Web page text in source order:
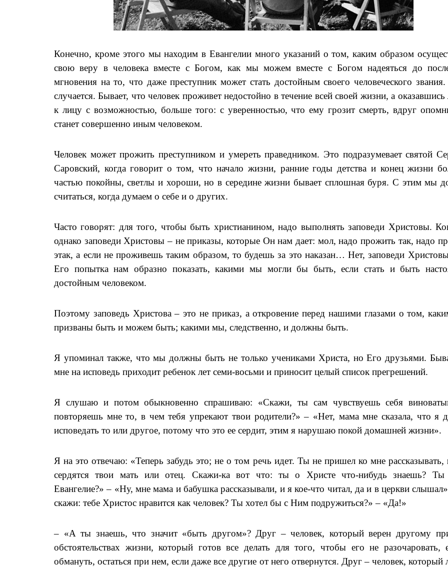
Конечно, кроме этого мы находим в Евангелии много указаний о том, каким образом
свою веру в человека вместе с Богом, как мы можем вместе с Богом надеяться до
мгновения на то, что даже преступник может стать достойным своего человеческого
случается. Бывает, что человек проживет недостойно в течение всей своей жизни, а
к лицу с возможностью, больше того: с уверенностью, что ему грозит смерть, вдруг
станет совершенно иным человеком.
Человек может прожить преступником и умереть праведником. Это подразумевает святой
Саровский, когда говорит о том, что начало жизни, ранние годы детства и конец жизни
частью покойны, светлы и хороши, но в середине жизни бывает сплошная буря. С этим мы
считаться, когда думаем о себе и о других.
Часто говорят: для того, чтобы быть христианином, надо выполнять заповеди Христовы.
однако заповеди Христовы – не приказы, которые Он нам дает: мол, надо прожить так, надо
этак, а если не проживешь таким образом, то будешь за это наказан… Нет, заповеди
Его попытка нам образно показать, какими мы могли бы быть, если стать и быть
достойным человеком.
Поэтому заповедь Христова – это не приказ, а откровение перед нашими глазами о том,
призваны быть и можем быть; какими мы, следственно, и должны быть.
Я упоминал также, что мы должны быть не только учениками Христа, но Его друзьями.
мне на исповедь приходит ребенок лет семи-восьми и приносит целый список прегрешений.
Я слушаю и потом обыкновенно спрашиваю: «Скажи, ты сам чувствуешь себя
повторяешь мне то, в чем тебя упрекают твои родители?» – «Нет, мама мне сказала, что я
исповедать то или другое, потому что это ее сердит, этим я нарушаю покой домашней жизни».
Я на это отвечаю: «Теперь забудь это; не о том речь идет. Ты не пришел ко мне рассказывать,
сердятся твои мать или отец. Скажи-ка вот что: ты о Христе что-нибудь знаешь? Ты
Евангелие?» – «Ну, мне мама и бабушка рассказывали, и я кое-что читал, да и в церкви
скажи: тебе Христос нравится как человек? Ты хотел бы с Ним подружиться?» – «Да!»
– «А ты знаешь, что значит «быть другом»? Друг – человек, который верен другому
обстоятельствах жизни, который готов все делать для того, чтобы его не разочаровать,
обмануть, остаться при нем, если даже все другие от него отвернутся. Друг – человек, который